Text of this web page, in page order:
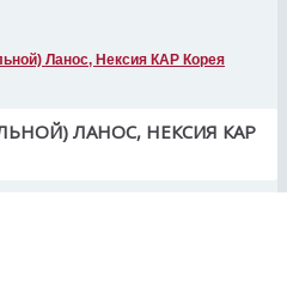
Ланос, Нексия КАР Корея
ЛАНОС, НЕКСИЯ КАР